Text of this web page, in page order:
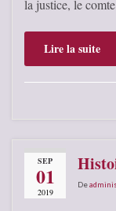
la justice, le
Lire la suite
SEP
01
2019
De